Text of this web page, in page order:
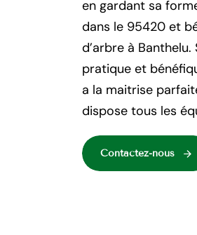
en gardant sa
dans le 95420 et
d’arbre à
pratique et
a la maitrise
dispose tous les
Contactez-nous